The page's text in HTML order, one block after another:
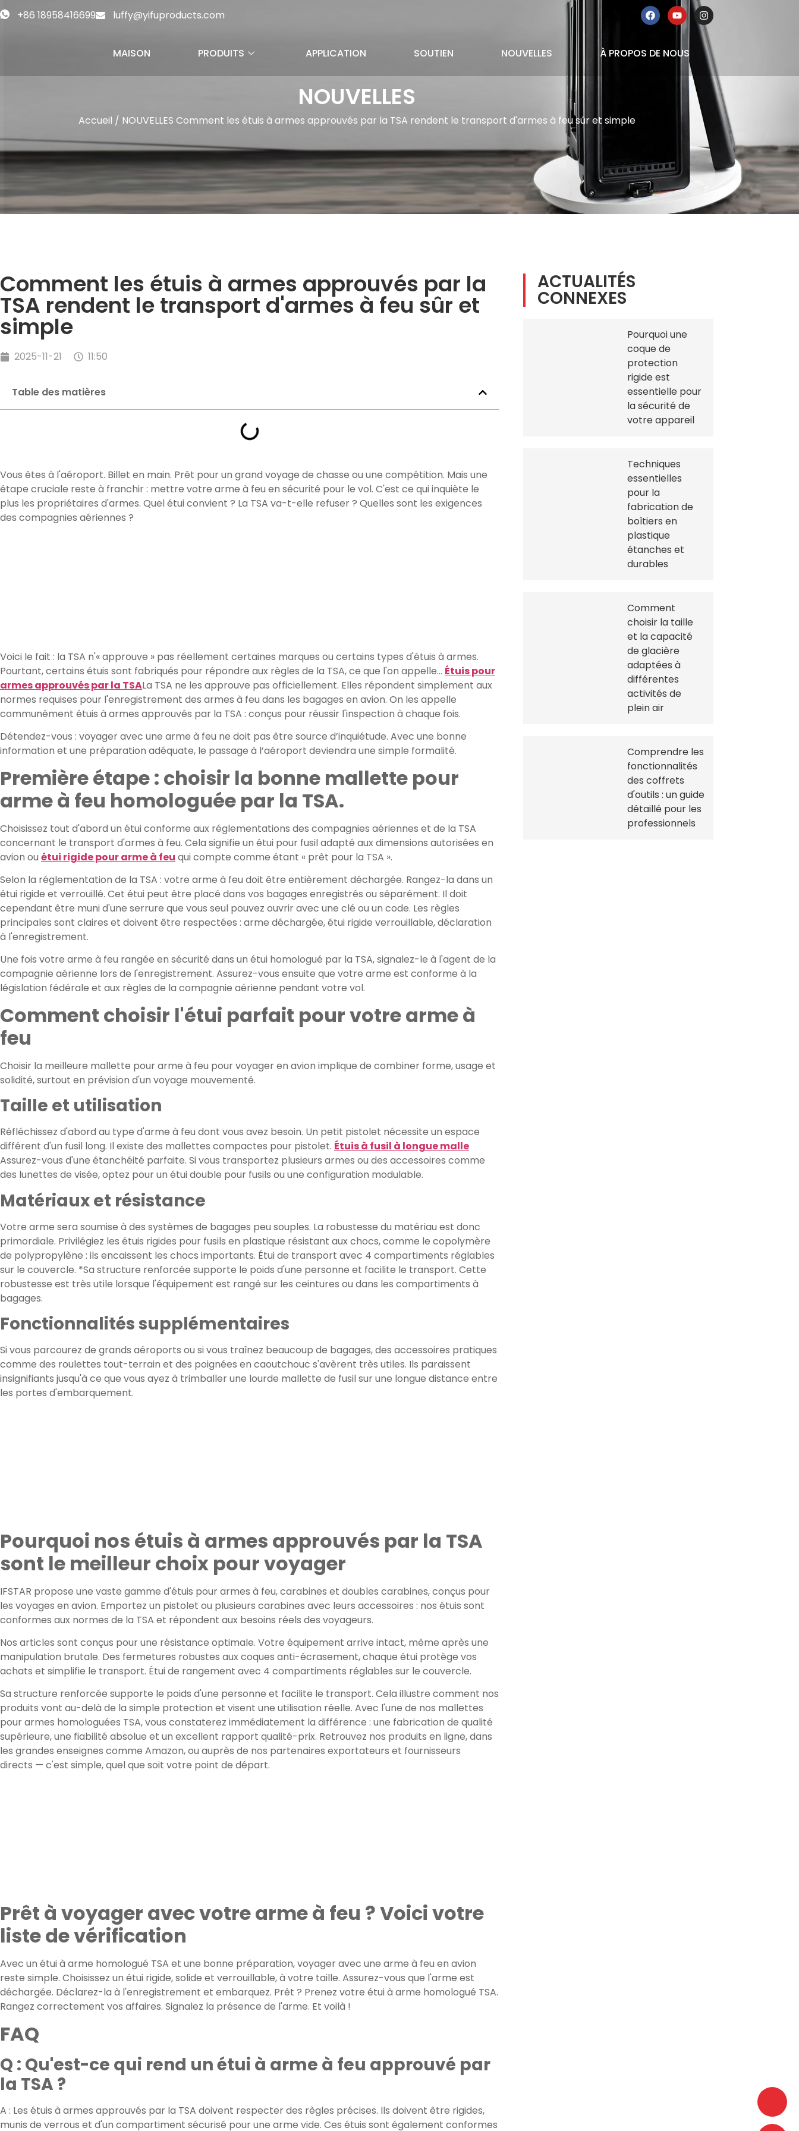
+86 18958416699 luffy@yifuproducts.com
MAISON PRODUITS APPLICATION SOUTIEN NOUVELLES À PROPOS DE NOUS
NOUVELLES
Accueil / NOUVELLES Comment les étuis à armes approuvés par la TSA rendent le transport d'armes à feu sûr et simple
Comment les étuis à armes approuvés par la
TSA rendent le transport d'armes à feu sûr et
simple
2025-11-21 11:50
Table des matières
Vous êtes à l'aéroport. Billet en main. Prêt pour un grand voyage de chasse ou une compétition. Mais une
étape cruciale reste à franchir : mettre votre arme à feu en sécurité pour le vol. C'est ce qui inquiète le
plus les propriétaires d'armes. Quel étui convient ? La TSA va-t-elle refuser ? Quelles sont les exigences
des compagnies aériennes ?
Voici le fait : la TSA n'« approuve » pas réellement certaines marques ou certains types d'étuis à armes.
Pourtant, certains étuis sont fabriqués pour répondre aux règles de la TSA, ce que l'on appelle… Étuis pour
armes approuvés par la TSALa TSA ne les approuve pas officiellement. Elles répondent simplement aux
normes requises pour l'enregistrement des armes à feu dans les bagages en avion. On les appelle
communément étuis à armes approuvés par la TSA : conçus pour réussir l'inspection à chaque fois.
Détendez-vous : voyager avec une arme à feu ne doit pas être source d’inquiétude. Avec une bonne
information et une préparation adéquate, le passage à l’aéroport deviendra une simple formalité.
Première étape : choisir la bonne mallette pour
arme à feu homologuée par la TSA.
Choisissez tout d'abord un étui conforme aux réglementations des compagnies aériennes et de la TSA
concernant le transport d'armes à feu. Cela signifie un étui pour fusil adapté aux dimensions autorisées en
avion ou étui rigide pour arme à feu qui compte comme étant « prêt pour la TSA ».
Selon la réglementation de la TSA : votre arme à feu doit être entièrement déchargée. Rangez-la dans un
étui rigide et verrouillé. Cet étui peut être placé dans vos bagages enregistrés ou séparément. Il doit
cependant être muni d'une serrure que vous seul pouvez ouvrir avec une clé ou un code. Les règles
principales sont claires et doivent être respectées : arme déchargée, étui rigide verrouillable, déclaration
à l'enregistrement.
Une fois votre arme à feu rangée en sécurité dans un étui homologué par la TSA, signalez-le à l'agent de la
compagnie aérienne lors de l'enregistrement. Assurez-vous ensuite que votre arme est conforme à la
législation fédérale et aux règles de la compagnie aérienne pendant votre vol.
Comment choisir l'étui parfait pour votre arme à
feu
Choisir la meilleure mallette pour arme à feu pour voyager en avion implique de combiner forme, usage et
solidité, surtout en prévision d'un voyage mouvementé.
Taille et utilisation
Réfléchissez d'abord au type d'arme à feu dont vous avez besoin. Un petit pistolet nécessite un espace
différent d'un fusil long. Il existe des mallettes compactes pour pistolet. Étuis à fusil à longue malle
Assurez-vous d'une étanchéité parfaite. Si vous transportez plusieurs armes ou des accessoires comme
des lunettes de visée, optez pour un étui double pour fusils ou une configuration modulable.
Matériaux et résistance
Votre arme sera soumise à des systèmes de bagages peu souples. La robustesse du matériau est donc
primordiale. Privilégiez les étuis rigides pour fusils en plastique résistant aux chocs, comme le copolymère
de polypropylène : ils encaissent les chocs importants. Étui de transport avec 4 compartiments réglables
sur le couvercle. *Sa structure renforcée supporte le poids d'une personne et facilite le transport. Cette
robustesse est très utile lorsque l'équipement est rangé sur les ceintures ou dans les compartiments à
bagages.
Fonctionnalités supplémentaires
Si vous parcourez de grands aéroports ou si vous traînez beaucoup de bagages, des accessoires pratiques
comme des roulettes tout-terrain et des poignées en caoutchouc s'avèrent très utiles. Ils paraissent
insignifiants jusqu'à ce que vous ayez à trimballer une lourde mallette de fusil sur une longue distance entre
les portes d'embarquement.
Pourquoi nos étuis à armes approuvés par la TSA
sont le meilleur choix pour voyager
IFSTAR propose une vaste gamme d'étuis pour armes à feu, carabines et doubles carabines, conçus pour
les voyages en avion. Emportez un pistolet ou plusieurs carabines avec leurs accessoires : nos étuis sont
conformes aux normes de la TSA et répondent aux besoins réels des voyageurs.
Nos articles sont conçus pour une résistance optimale. Votre équipement arrive intact, même après une
manipulation brutale. Des fermetures robustes aux coques anti-écrasement, chaque étui protège vos
achats et simplifie le transport. Étui de rangement avec 4 compartiments réglables sur le couvercle.
Sa structure renforcée supporte le poids d'une personne et facilite le transport. Cela illustre comment nos
produits vont au-delà de la simple protection et visent une utilisation réelle. Avec l'une de nos mallettes
pour armes homologuées TSA, vous constaterez immédiatement la différence : une fabrication de qualité
supérieure, une fiabilité absolue et un excellent rapport qualité-prix. Retrouvez nos produits en ligne, dans
les grandes enseignes comme Amazon, ou auprès de nos partenaires exportateurs et fournisseurs
directs — c'est simple, quel que soit votre point de départ.
Prêt à voyager avec votre arme à feu ? Voici votre
liste de vérification
Avec un étui à arme homologué TSA et une bonne préparation, voyager avec une arme à feu en avion
reste simple. Choisissez un étui rigide, solide et verrouillable, à votre taille. Assurez-vous que l'arme est
déchargée. Déclarez-la à l'enregistrement et embarquez. Prêt ? Prenez votre étui à arme homologué TSA.
Rangez correctement vos affaires. Signalez la présence de l'arme. Et voilà !
FAQ
Q : Qu'est-ce qui rend un étui à arme à feu approuvé par
la TSA ?
A : Les étuis à armes approuvés par la TSA doivent respecter des règles précises. Ils doivent être rigides,
munis de verrous et d'un compartiment sécurisé pour une arme vide. Ces étuis sont également conformes
ACTUALITÉS
CONNEXES
Pourquoi une
coque de
protection
rigide est
essentielle pour
la sécurité de
votre appareil
Techniques
essentielles
pour la
fabrication de
boîtiers en
plastique
étanches et
durables
Comment
choisir la taille
et la capacité
de glacière
adaptées à
différentes
activités de
plein air
Comprendre les
fonctionnalités
des coffrets
d'outils : un guide
détaillé pour les
professionnels